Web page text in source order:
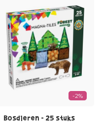
-2%
Bosdieren - 25 stuks